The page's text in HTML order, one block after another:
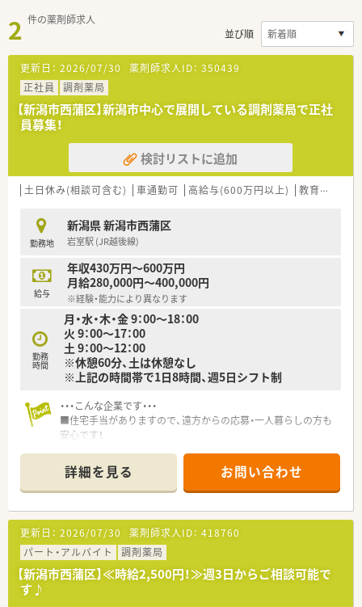
2 件の薬剤師求人
並び順
更新日： 2026/07/30 薬剤師求人ID： 350439
正社員
調剤薬局
【新潟市西蒲区】新潟市中心で展開している調剤薬局で正社
員募集！
検討リストに追加
土日休み(相談可含む) 車通勤可 高給与(600万円以上) 教育制度あり
勤務地
新潟県 新潟市西蒲区
岩室駅 (JR越後線)
給与
年収430万円～600万円
月給280,000円～400,000円
※経験・能力により異なります
勤務
時間
月・水・木・金 9：00～18：00
火 9：00～17：00
土 9：00～12：00
※休憩60分、土は休憩なし
※上記の時間帯で1日8時間、週5日シフト制
・・・こんな企業です・・・
■住宅手当がありますので、遠方からの応募・一人暮らしの方も
安心です！
きます。
■ドライブスルーやドリンクサービス、など様々な工夫が凝らさ
れた広々とした薬局です。
投薬カウンターもしっかり仕切りがあり、気持ちよくお仕事でき
る空間です。
■やる気次第で手当もUP！採用活動にも携わるチャンスがあり
ます。
詳細を見る お問い合わせ
更新日： 2026/07/30 薬剤師求人ID： 418760
パート・アルバイト
調剤薬局
【新潟市西蒲区】≪時給2,500円！≫週3日からご相談可能で
す♪